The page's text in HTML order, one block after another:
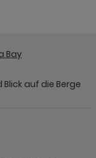
Bay
auf die Berge